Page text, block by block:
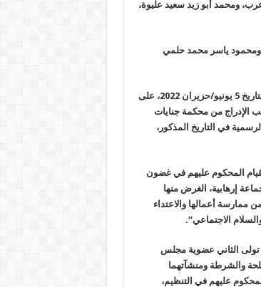
كلاً من عمر محمد حسن عرب، ومحمد أبو زيد سعيد عليوة،
النجار، ومحمود ياسر محمد حلمي
وأدرجت وحدة مكافحة غسل الأموال وتمويل الإرهاب المحكوم عليهم، في وقت سابق بتاريخ 5 يونيو/حزيران 2022، على
الإدراج من محكمة جنايات
في الجريدة الرسمية في التاريخ المذكور،
7449 لسنة 2022 جنايات النزهة إلى قيام المحكوم عليهم في غضون
في جماعة إرهابية، الغرض منها
ممارسة أعمالها والاعتداء
الاجتماعي“.
تولى الثاني عضوية مجلس
والشرطة ومنشآتهما
عليهم في التنظيم،